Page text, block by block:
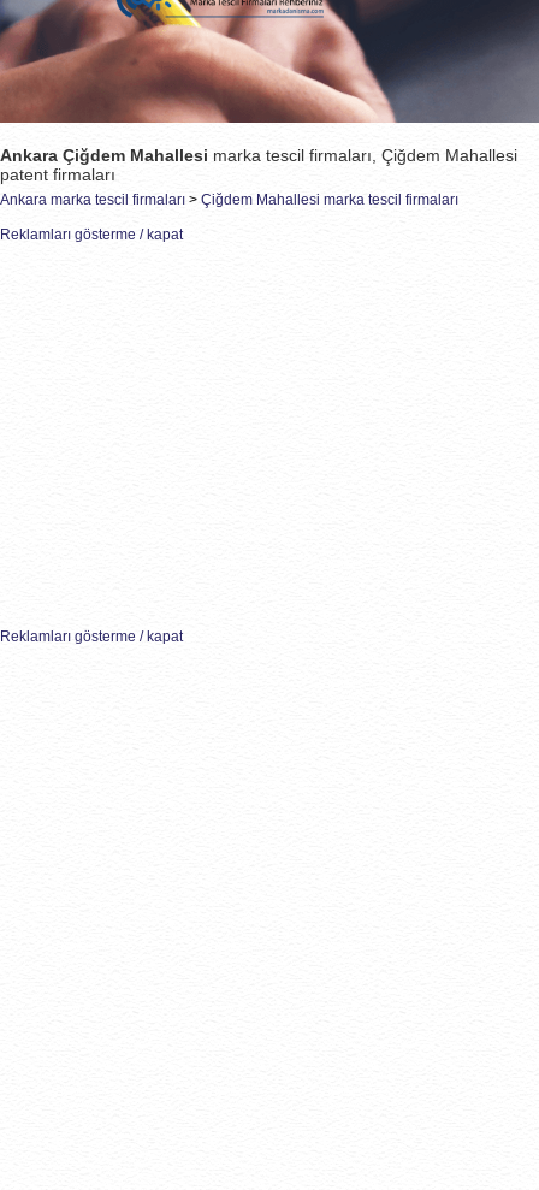
Ankara Çiğdem Mahallesi marka tescil firmaları, Çiğdem Mahallesi
patent firmaları
Ankara marka tescil firmaları > Çiğdem Mahallesi marka tescil firmaları
Reklamları gösterme / kapat
Reklamları gösterme / kapat